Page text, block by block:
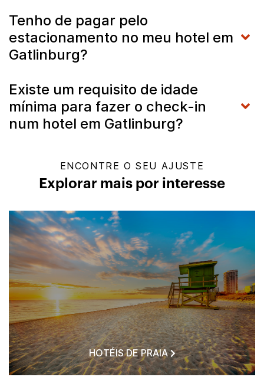
Tenho de pagar pelo
estacionamento no meu hotel em
Gatlinburg?
Existe um requisito de idade
mínima para fazer o check-in
num hotel em Gatlinburg?
ENCONTRE O SEU AJUSTE
Explorar mais por interesse
HOTÉIS DE PRAIA